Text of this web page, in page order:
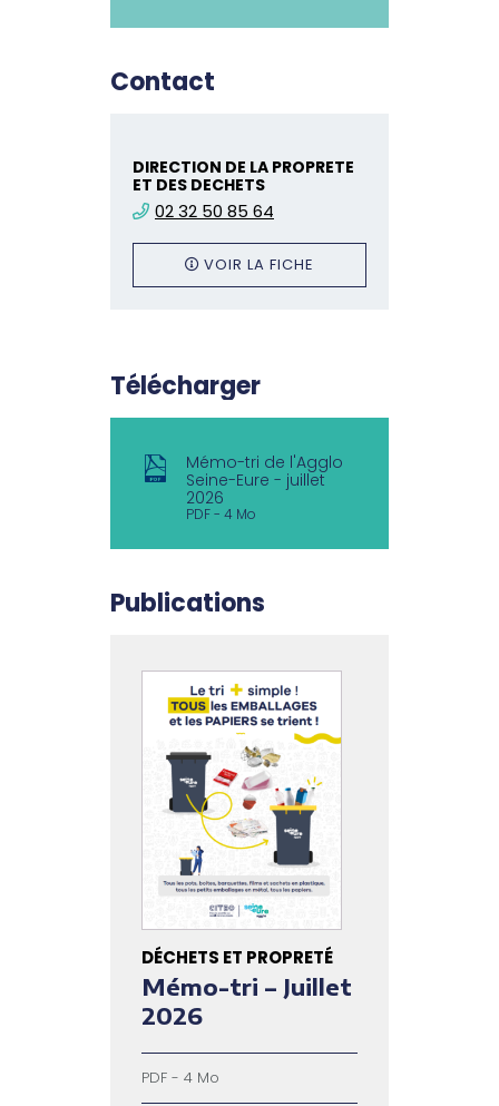
Contact
DIRECTION DE LA PROPRETE
ET DES DECHETS
02 32 50 85 64
VOIR LA FICHE
Télécharger
Mémo-tri de l'Agglo
Seine-Eure - juillet
2026
PDF 4 Mo
Publications
DÉCHETS ET PROPRETÉ
Mémo-tri – Juillet
2026
PDF - 4 Mo